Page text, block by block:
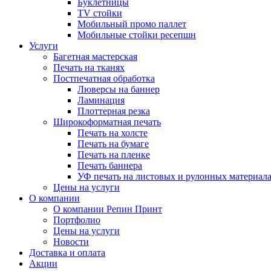
TV стойки
Мобильный промо паллет
Мобильные стойки ресепшн
Услуги
Багетная мастерская
Печать на тканях
Постпечатная обработка
Люверсы на баннер
Ламинация
Плоттерная резка
Широкоформатная печать
Печать на холсте
Печать на бумаге
Печать на пленке
Печать баннера
УФ печать на листовых и рулонных
Цены на услуги
О компании
О компании Репин Принт
Портфолио
Цены на услуги
Новости
Доставка и оплата
Акции